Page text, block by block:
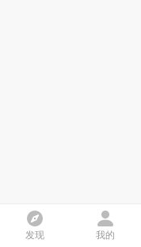
发现 我的